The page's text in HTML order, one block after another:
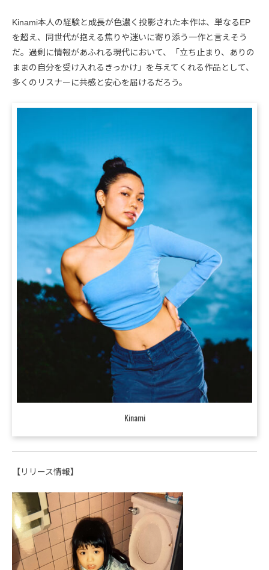
Kinami本人の経験と成長が色濃く投影された本作は、単なるEP
を超え、同世代が抱える焦りや迷いに寄り添う一作と言えそう
だ。過剰に情報があふれる現代において、「立ち止まり、ありの
ままの自分を受け入れるきっかけ」を与えてくれる作品として、
多くのリスナーに共感と安心を届けるだろう。
Kinami
【リリース情報】